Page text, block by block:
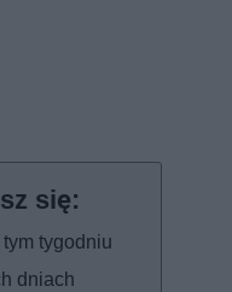
tygodniu
dniach